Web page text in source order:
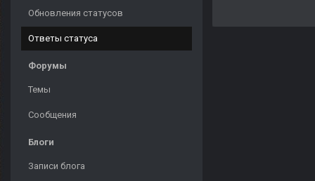
Обновления статусов
Ответы статуса
Форумы
Темы
Сообщения
Блоги
Записи блога